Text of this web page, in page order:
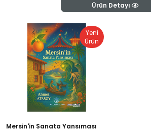
Ürün Detayı
Yeni
Ürün
Mersin'in Sanata Yansıması